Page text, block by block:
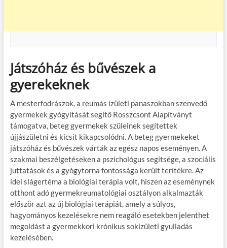
Játszóház és bűvészek a
gyerekeknek
A mesterfodrászok, a reumás ízületi panaszokban szenvedő
gyermekek gyógyítását segítő Rosszcsont Alapítványt
támogatva, beteg gyermekek szüleinek segítettek
újjászületni és kicsit kikapcsolódni. A beteg gyermekeket
játszóház és bűvészek várták az egész napos eseményen. A
szakmai beszélgetéseken a pszichológus segítsége, a szociális
juttatások és a gyógytorna fontossága került terítékre. Az
idei slágertéma a biológiai terápia volt, hiszen az eseménynek
otthont adó gyermekreumatológiai osztályon alkalmazták
először azt az új biológiai terápiát, amely a súlyos,
hagyományos kezelésekre nem reagáló esetekben jelenthet
megoldást a gyermekkori krónikus sokízületi gyulladás
kezelésében.